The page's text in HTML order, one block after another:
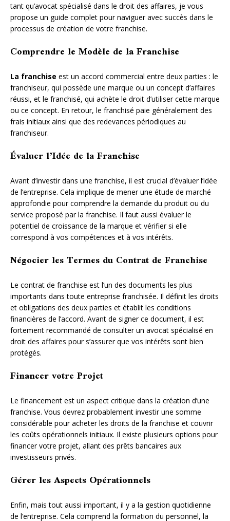
tant qu’avocat spécialisé dans le droit des affaires, je vous
propose un guide complet pour naviguer avec succès dans le
processus de création de votre franchise.
Comprendre le Modèle de la Franchise
La franchise est un accord commercial entre deux parties : le
franchiseur, qui possède une marque ou un concept d’affaires
réussi, et le franchisé, qui achète le droit d’utiliser cette marque
ou ce concept. En retour, le franchisé paie généralement des
frais initiaux ainsi que des redevances périodiques au
franchiseur.
Évaluer l’Idée de la Franchise
Avant d’investir dans une franchise, il est crucial d’évaluer l’idée
de l’entreprise. Cela implique de mener une étude de marché
approfondie pour comprendre la demande du produit ou du
service proposé par la franchise. Il faut aussi évaluer le
potentiel de croissance de la marque et vérifier si elle
correspond à vos compétences et à vos intérêts.
Négocier les Termes du Contrat de Franchise
Le contrat de franchise est l’un des documents les plus
importants dans toute entreprise franchisée. Il définit les droits
et obligations des deux parties et établit les conditions
financières de l’accord. Avant de signer ce document, il est
fortement recommandé de consulter un avocat spécialisé en
droit des affaires pour s’assurer que vos intérêts sont bien
protégés.
Financer votre Projet
Le financement est un aspect critique dans la création d’une
franchise. Vous devrez probablement investir une somme
considérable pour acheter les droits de la franchise et couvrir
les coûts opérationnels initiaux. Il existe plusieurs options pour
financer votre projet, allant des prêts bancaires aux
investisseurs privés.
Gérer les Aspects Opérationnels
Enfin, mais tout aussi important, il y a la gestion quotidienne
de l’entreprise. Cela comprend la formation du personnel, la